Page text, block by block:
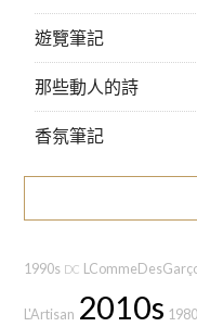
遊覽筆記
那些動人的詩
香氛筆記
1990s DC
L'Artisan 2010s